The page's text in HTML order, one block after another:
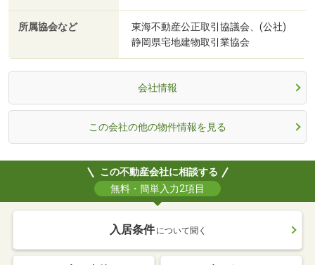
所属協会など
東海不動産公正取引協議会、(公社)
静岡県宅地建物取引業協会
会社情報
この会社の他の物件情報を見る
この不動産会社に相談する
無料・簡単入力2項目
入居条件 について聞く